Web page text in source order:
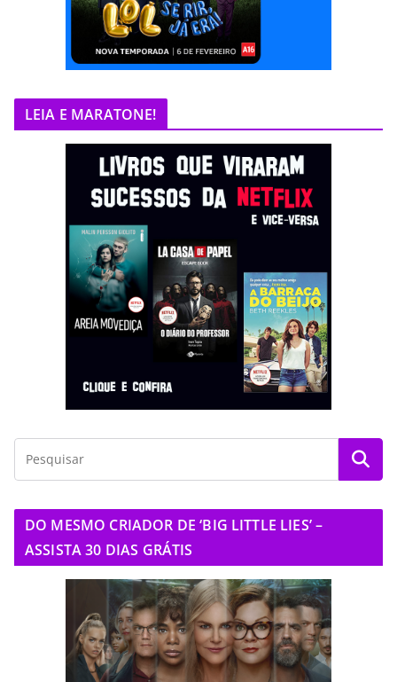
LEIA E MARATONE!
DO MESMO CRIADOR DE ‘BIG LITTLE LIES’ –
ASSISTA 30 DIAS GRÁTIS